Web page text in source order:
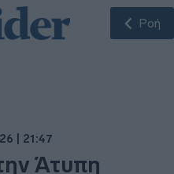
Ροή
| 21:47
Άτυπη